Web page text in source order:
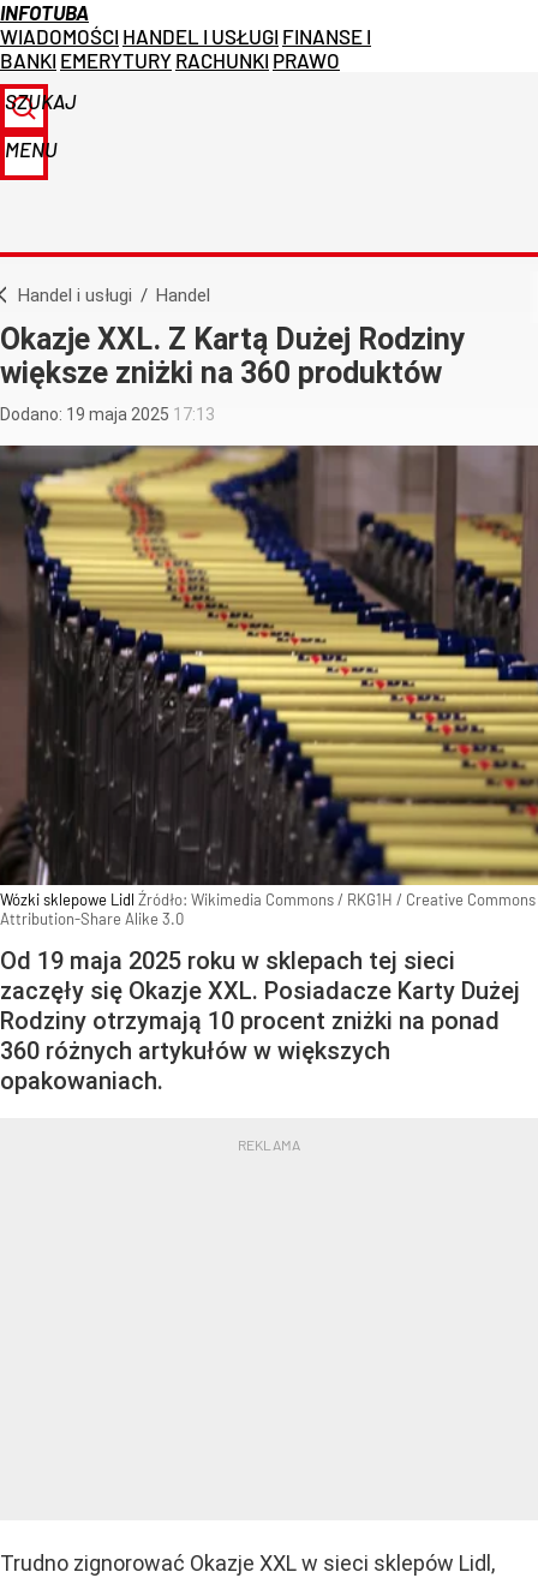
INFOTUBA
WIADOMOŚCI HANDEL I USŁUGI FINANSE I
BANKI EMERYTURY RACHUNKI PRAWO
SZUKAJ
MENU
Handel i usługi / Handel
Okazje XXL. Z Kartą Dużej Rodziny
większe zniżki na 360 produktów
Dodano: 19 maja 2025 17:13
Wózki sklepowe Lidl Źródło: Wikimedia Commons/ RKG1H / Creative Commons
Attribution-Share Alike 3.0
Od 19 maja 2025 roku w sklepach tej sieci
zaczęły się Okazje XXL. Posiadacze Karty Dużej
Rodziny otrzymają 10 procent zniżki na ponad
360 różnych artykułów w większych
opakowaniach.
Trudno zignorować Okazje XXL w sieci sklepów Lidl,